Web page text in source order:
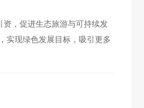
资，促进生态旅游与可持续发
实现绿色发展目标，吸引更多